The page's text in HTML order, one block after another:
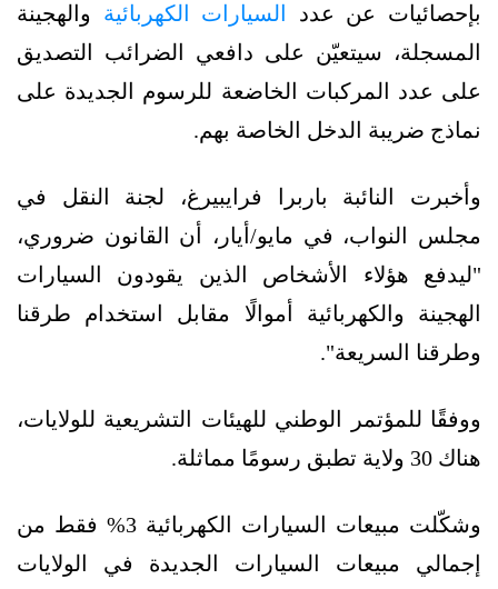
بإحصائيات عن عدد
السيارات الكهربائية والهجينة
المسجلة، سيتعيّن على دافعي الضرائب التصديق
على عدد المركبات الخاضعة للرسوم الجديدة على
نماذج ضريبة الدخل الخاصة بهم.
وأخبرت النائبة باربرا فرايبيرغ، لجنة النقل في
مجلس النواب، في مايو/أيار، أن القانون ضروري،
"ليدفع هؤلاء الأشخاص الذين يقودون السيارات
الهجينة والكهربائية أموالًا مقابل استخدام طرقنا
وطرقنا السريعة".
ووفقًا للمؤتمر الوطني للهيئات التشريعية للولايات،
هناك 30 ولاية تطبق رسومًا مماثلة.
وشكّلت مبيعات السيارات الكهربائية 3% فقط من
إجمالي مبيعات السيارات الجديدة في الولايات